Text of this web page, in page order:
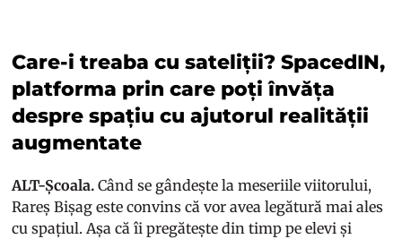
Care-i treaba cu sateliții? SpacedIN,
platforma prin care poți învăța
despre spațiu cu ajutorul realității
augmentate
ALT-Școala. Când se gândește la meseriile viitorului,
Rareș Bișag este convins că vor avea legătură mai ales
cu spațiul. Așa că îi pregătește din timp pe elevi și